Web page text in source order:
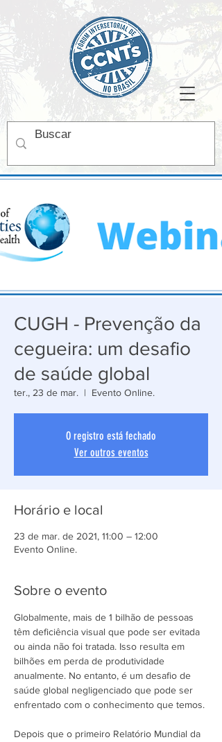
CUGH - Prevenção da
cegueira: um desafio
de saúde global
ter., 23 de mar.
  |
Evento Online.
O registro está fechado
Ver outros eventos
Horário e local
23 de mar. de 2021, 11:00 – 12:00
Evento Online.
Sobre o evento
Globalmente, mais de 1 bilhão de pessoas
têm deficiência visual que pode ser evitada
ou ainda não foi tratada. Isso resulta em
bilhões em perda de produtividade
anualmente. No entanto, é um desafio de
saúde global negligenciado que pode ser
enfrentado com o conhecimento que temos.
Depois que o primeiro Relatório Mundial da